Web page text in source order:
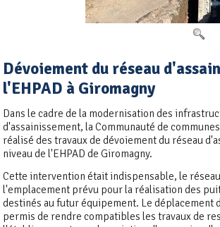
Dévoiement du réseau
l'EHPAD à Giromagny
Dans le cadre de la modernisation des
d'assainissement, la Communauté de
réalisé des travaux de dévoiement du réseau
niveau de l'EHPAD de Giromagny.
Cette intervention était indispensable, le
l'emplacement prévu pour la réalisation des
destinés au futur équipement. Le déplacement
permis de rendre compatibles les travaux de